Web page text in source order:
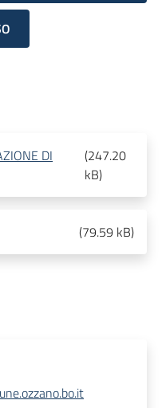
DI
(247.20
kB)
(79.59 kB)